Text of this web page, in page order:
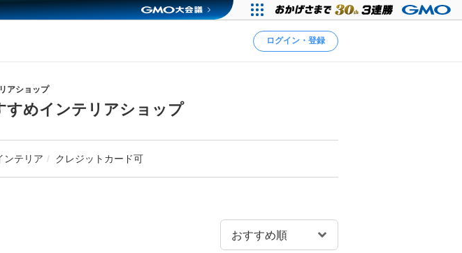
ログイン・登録
アショップ
すめインテリアショップ
ンテリア クレジットカード可